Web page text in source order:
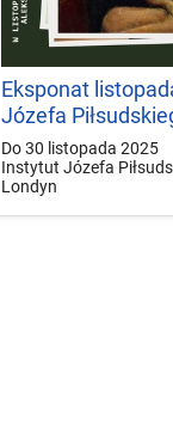
Eksponat
Józefa
Do 30 listopada 2025
Instytut Józefa
Londyn